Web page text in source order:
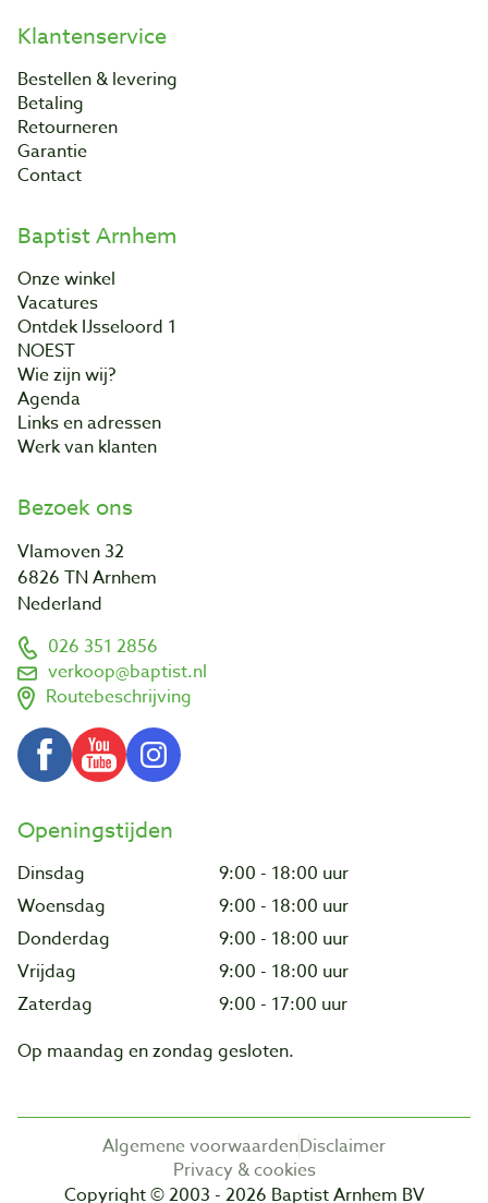
Klantenservice
Bestellen & levering
Betaling
Retourneren
Garantie
Contact
Baptist Arnhem
Onze winkel
Vacatures
Ontdek IJsseloord 1
NOEST
Wie zijn wij?
Agenda
Links en adressen
Werk van klanten
Bezoek ons
Vlamoven 32
6826 TN Arnhem
Nederland
026 351 2856
verkoop@baptist.nl
Routebeschrijving
Openingstijden
Dinsdag
9:00 - 18:00 uur
Woensdag
9:00 - 18:00 uur
Donderdag
9:00 - 18:00 uur
Vrijdag
9:00 - 18:00 uur
Zaterdag
9:00 - 17:00 uur
Op maandag en zondag gesloten.
Algemene voorwaardenDisclaimer
Privacy & cookies
Copyright © 2003 - 2026 Baptist Arnhem BV